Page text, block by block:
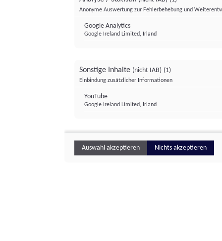
Anonyme Auswertung zur Fehlerbehebung und
Google Analytics
Google Ireland Limited, Irland
Sonstige Inhalte (nicht IAB) (1)
Einbindung zusätzlicher Informationen
YouTube
Google Ireland Limited, Irland
Auswahl akzeptieren Nichts akzeptieren